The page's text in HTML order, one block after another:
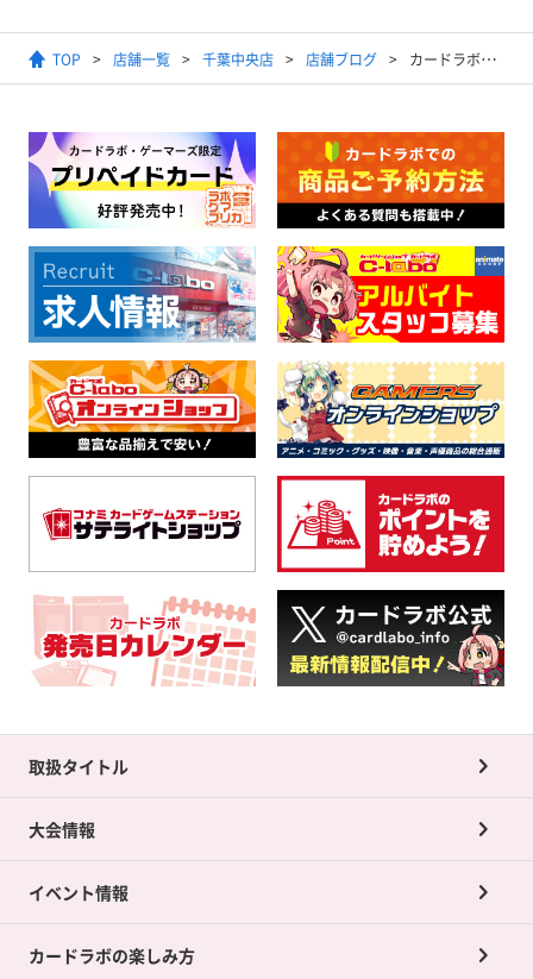
TOP 店舗一覧 千葉中央店 店舗ブログ カードラボ千葉中央店の初売り！！
取扱タイトル
大会情報
イベント情報
カードラボの楽しみ方